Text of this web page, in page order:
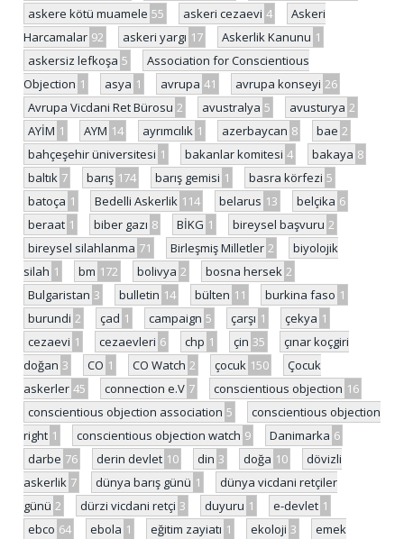
askere kötü muamele 55 askeri cezaevi 4
Askeri
Harcamalar 92 askeri yargı 17 Askerlik Kanunu 1
askersiz lefkoşa 5
Association for Conscientious
Objection 1 asya 1 avrupa 41 avrupa konseyi 26
Avrupa Vicdani Ret Bürosu 2 avustralya 5 avusturya 2
AYİM 1 AYM 14 ayrımcılık 1 azerbaycan 8 bae 2
bahçeşehir üniversitesi 1 bakanlar komitesi 4 bakaya 8
baltık 7 barış 174 barış gemisi 1 basra körfezi 5
batoça 1 Bedelli Askerlik 114 belarus 13 belçika 6
beraat 1 biber gazı 8 BİKG 1 bireysel başvuru 2
bireysel silahlanma 71 Birleşmiş Milletler 2
biyolojik
silah 1 bm 172 bolivya 2 bosna hersek 2
Bulgaristan 3 bulletin 14 bülten 11 burkina faso 1
burundi 2 çad 1 campaign 5 çarşı 1 çekya 1
cezaevi 1 cezaevleri 6 chp 1 çin 35
çınar koçgiri
doğan 3 CO 1 CO Watch 2 çocuk 150
Çocuk
askerler 45 connection e.V 7 conscientious objection 16
conscientious objection association 5
conscientious objection
right 1 conscientious objection watch 9 Danimarka 6
darbe 76 derin devlet 10 din 3 doğa 10
dövizli
askerlik 7 dünya barış günü 1
dünya vicdani retçiler
günü 2 dürzi vicdani retçi 3 duyuru 1 e-devlet 1
ebco 64 ebola 1 eğitim zayiatı 1 ekoloji 3
emek